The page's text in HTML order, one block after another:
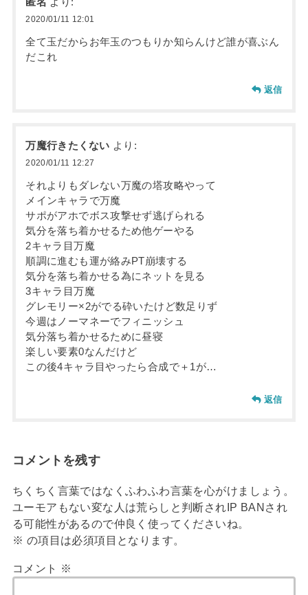
2020/01/11 12:01
全て玉だからお年玉のつもりか知らんけど誰が喜ぶん
だこれ
返信
万魔行きたくない より:
2020/01/11 12:27
それよりもダレない万魔の塔攻略やって
メインキャラで万魔
サポがアホでボス攻撃せず逃げられる
気分を落ち着かせるため他ゲーやる
2キャラ目万魔
順調に進むも運が絡みPT崩壊する
気分を落ち着かせる為にネットを見る
3キャラ目万魔
グレモリー×2がでる砕いたけど数足りず
今週はノーマネーでフィニッシュ
気分落ち着かせるために昼寝
楽しい要素0なんだけど
この後4キャラ目やったら合成で＋1が…
返信
コメントを残す
ちくちく言葉ではなくふわふわ言葉を心がけましょう。
ユーモアもない変な人は荒らしと判断されIP BANされ
る可能性があるので仲良く使ってくださいね。
※ の項目は必須項目となります。
コメント ※